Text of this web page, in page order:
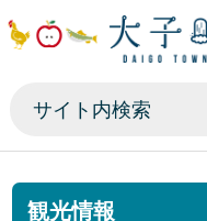
観光情報